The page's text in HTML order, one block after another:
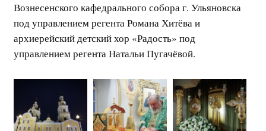
Вознесенского кафедрального собора г. Ульяновска
под управлением регента Романа Хитёва и
архиерейский детский хор «Радость» под
управлением регента Натальи Пугачёвой.